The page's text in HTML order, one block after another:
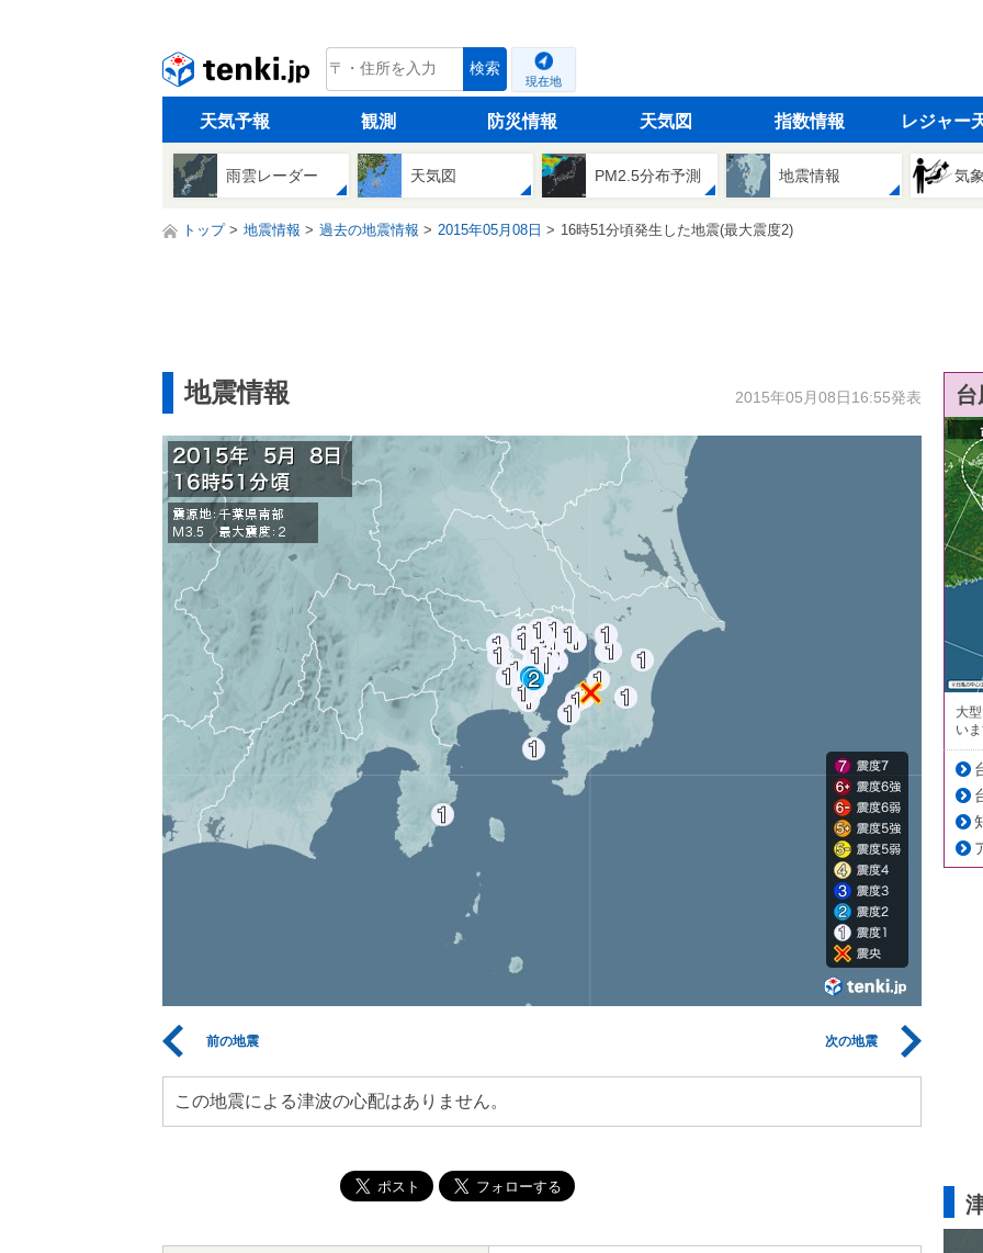
tenki.jp 検索
現在地
天気予報 観測 防災情報 天気図 指数情報 レジャー
雨雲レーダー 天気図 PM2.5分布予測 地震情報 気
トップ 地震情報 過去の地震情報 2015年05月08日 16時51分頃発生した地震(最大震度2)
地震情報 2015年05月08日16:55発表
前の地震 次の地震
この地震による津波の心配はありません。
大
い